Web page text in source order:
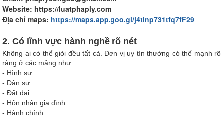
Website: https://luatphaply.com
Địa chỉ maps: https://maps.app.goo.gl/j4tinp731tfq7fF29
2. Có lĩnh vực hành nghề rõ nét
Không ai có thể giỏi đều tất cả. Đơn vị uy tín thường có thế mạnh rõ
ràng ở các mảng như:
- Hình sự
- Dân sự
- Đất đai
- Hôn nhân gia đình
- Hành chính